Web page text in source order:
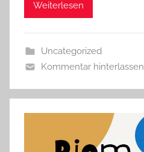
Weiterlesen
Uncategorized
Kommentar hinterlassen